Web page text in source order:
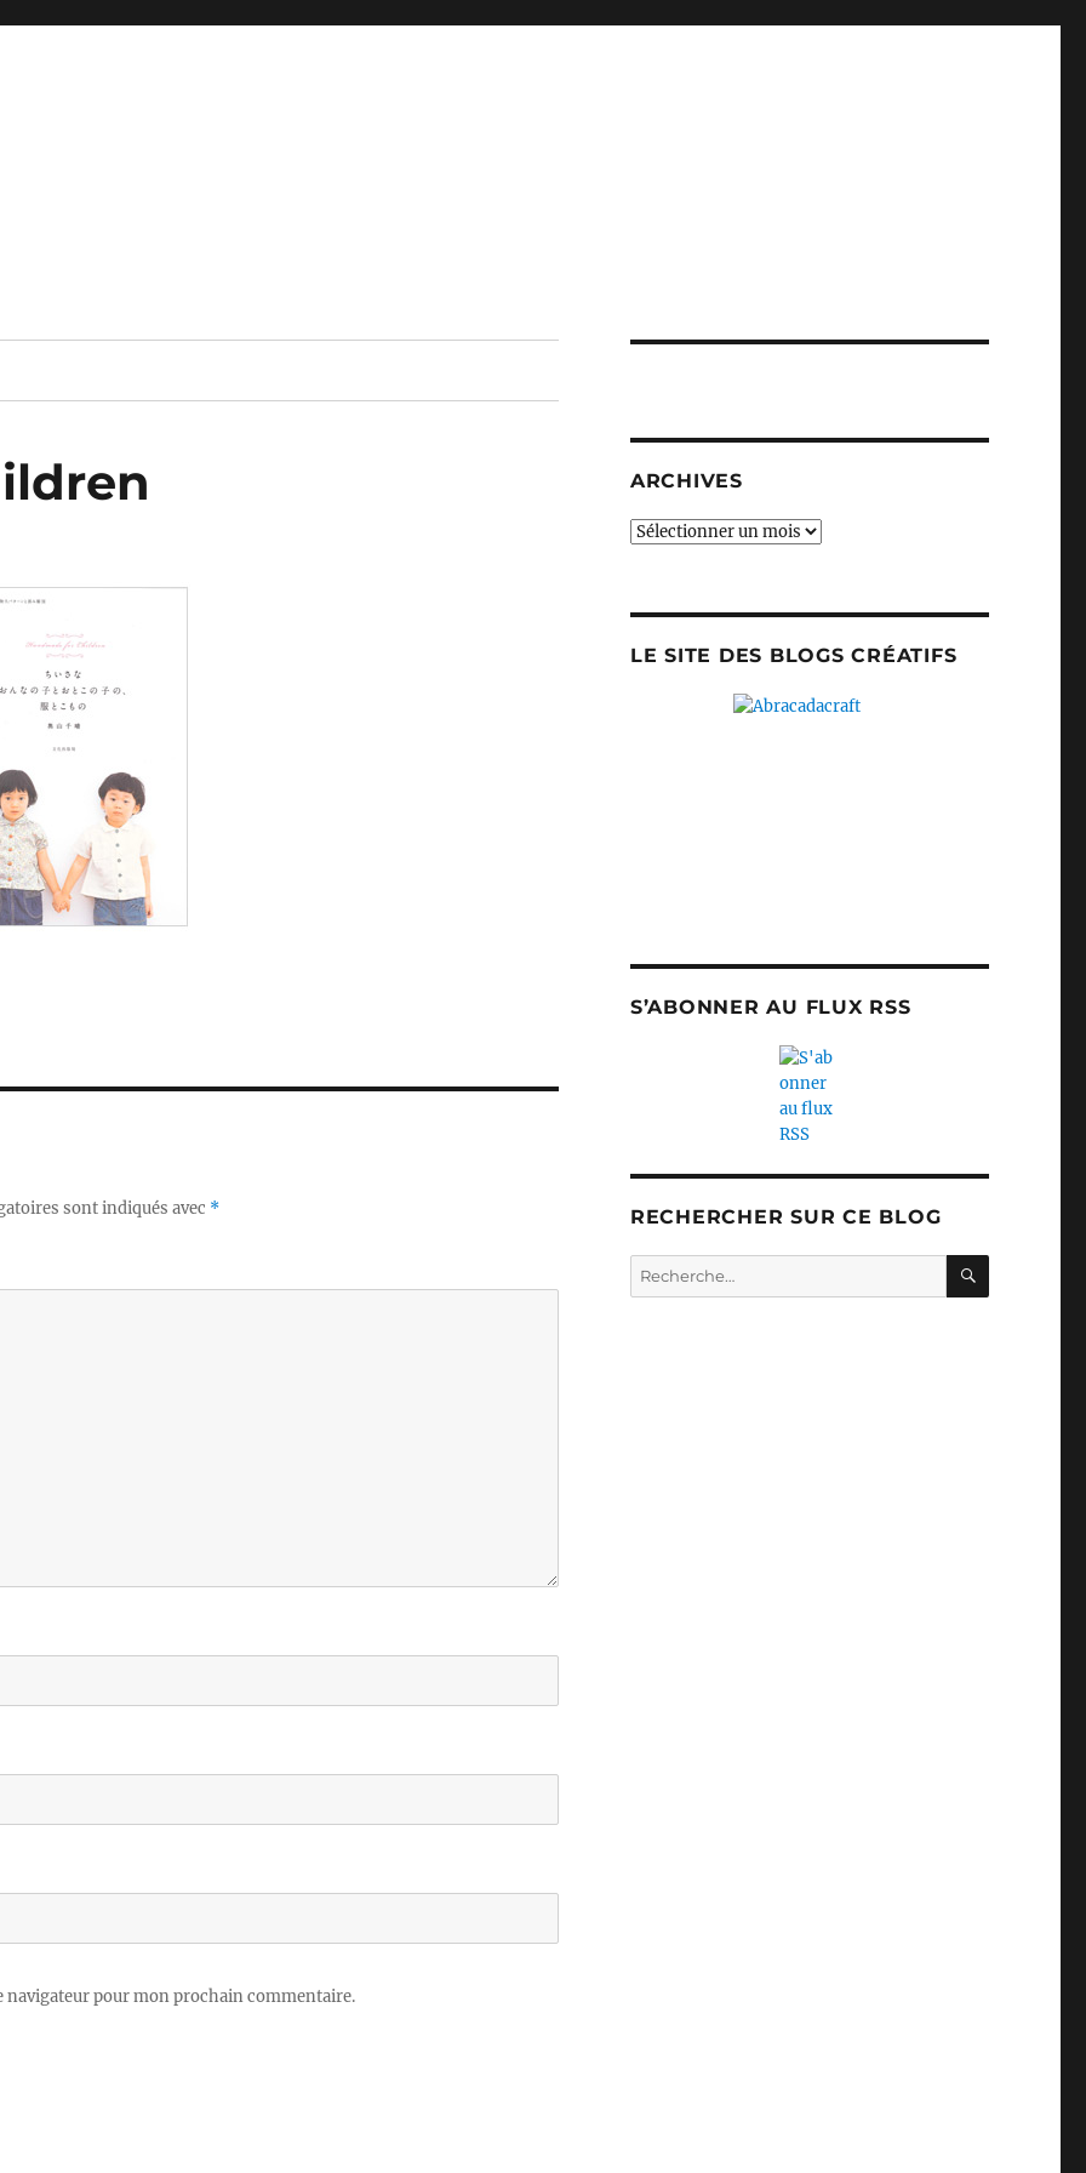
sont indiqués avec *
pour mon prochain commentaire.
ARCHIVES
Archives
LE SITE DES BLOGS CRÉATIFS
S’ABONNER AU FLUX RSS
RECHERCHER SUR CE BLOG
Recherche
pour :